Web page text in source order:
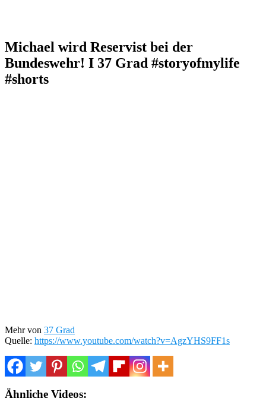
Michael wird Reservist bei der
Bundeswehr! I 37 Grad #storyofmylife
#shorts
Mehr von 37 Grad
Quelle: https://www.youtube.com/watch?v=AgzYHS9FF1s
Ähnliche Videos: